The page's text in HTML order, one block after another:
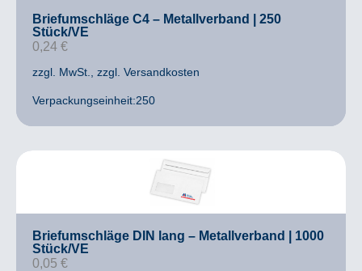
Briefumschläge C4 – Metallverband | 250
Stück/VE
0,24 €
Verpackungseinheit:250
zzgl. MwSt. , zzgl. Versandkosten
Briefumschläge DIN lang – Metallverband | 1000
Stück/VE
0,05 €